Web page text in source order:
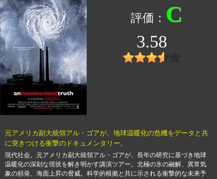
C
3.58
元アメリカ副大統領アル・ゴアが、地球温暖化の危機をデータと共
に突きつける衝撃のドキュメンタリー。
現代社会。元アメリカ副大統領アル・ゴアが、長年の研究に基づき地球
温暖化の深刻な現状を解き明かす講演ツアー。北極の氷の融解、異常気
象の頻発、海面上昇の脅威。科学的根拠と共に示される衝撃的な未来予